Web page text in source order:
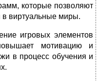
которые позволяют
в виртуальные миры.
игровых элементов
мотивацию и
в процесс обучения и